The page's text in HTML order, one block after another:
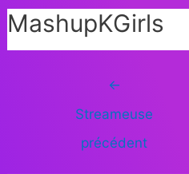
MashupKGirls
←
Streameuse
précédent